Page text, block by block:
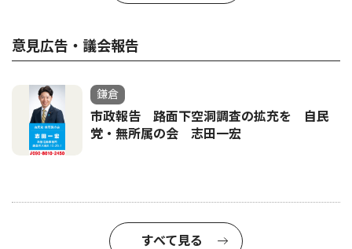
意見広告・議会報告
鎌倉
市政報告 路面下空洞調査の拡充を 自民
党・無所属の会 志田一宏
すべて見る